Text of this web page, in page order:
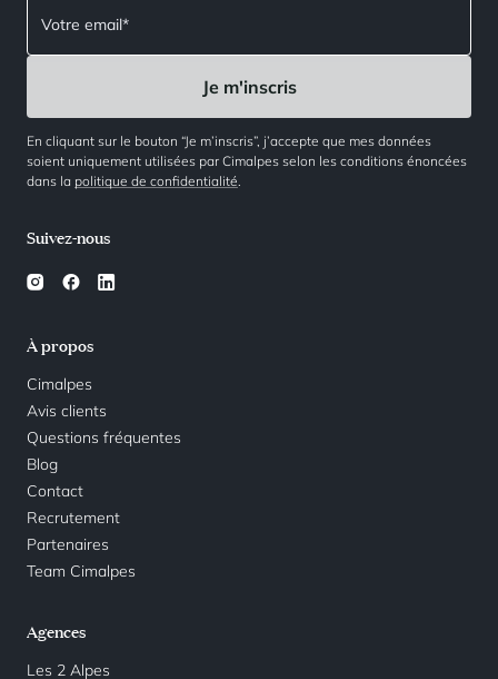
À propos
Cimalpes
Avis clients
Questions fréquentes
Blog
Contact
Recrutement
Partenaires
Team Cimalpes
Agences
Les 2 Alpes
Suivez-nous
En cliquant sur le bouton “Je m’inscris”, j’accepte que mes données
soient uniquement utilisées par Cimalpes selon les conditions énoncées
dans la politique de confidentialité.